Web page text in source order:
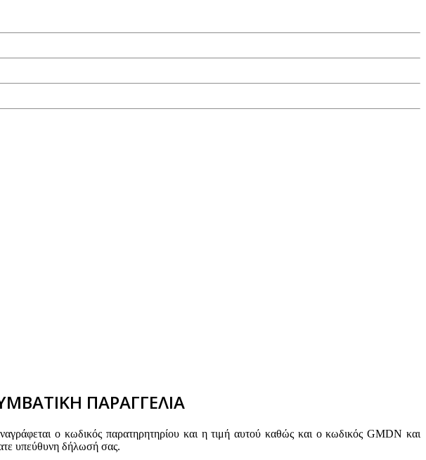
ΠΑΡΑΓΓΕΛΙΑ
ο κωδικός παρατηρητηρίου και η τιμή αυτού καθώς και ο κωδικός GMDN και
υπεύθυνη δήλωσή σας.